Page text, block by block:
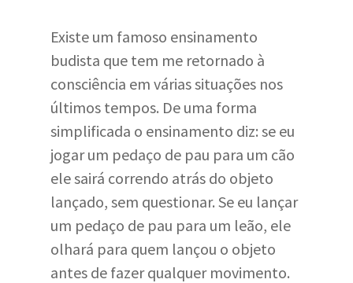
Existe um famoso ensinamento
budista que tem me retornado à
consciência em várias situações nos
últimos tempos. De uma forma
simplificada o ensinamento diz: se eu
jogar um pedaço de pau para um cão
ele sairá correndo atrás do objeto
lançado, sem questionar. Se eu lançar
um pedaço de pau para um leão, ele
olhará para quem lançou o objeto
antes de fazer qualquer movimento.